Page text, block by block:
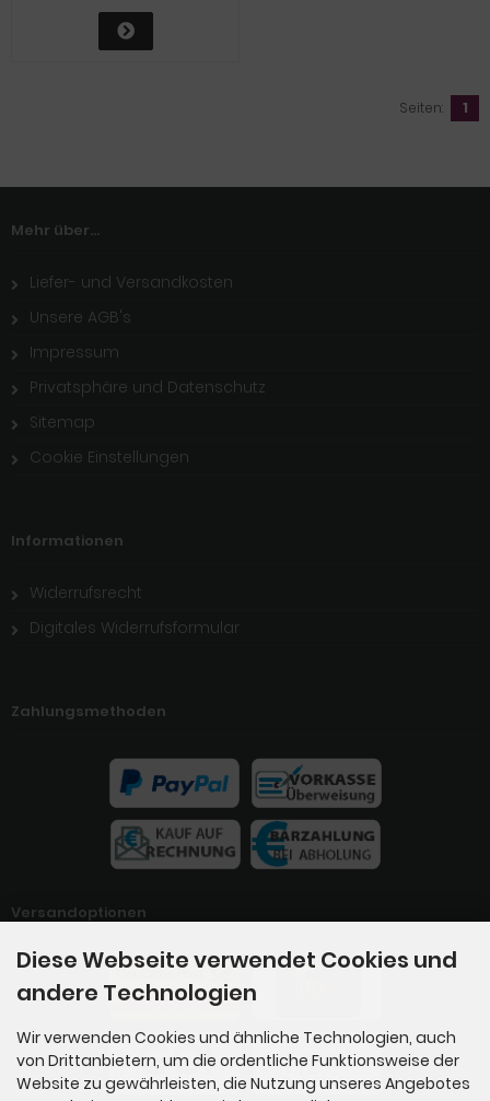
Seiten: 1
Mehr über...
Liefer- und Versandkosten
Unsere AGB's
Impressum
Privatsphäre und Datenschutz
Sitemap
Cookie Einstellungen
Informationen
Widerrufsrecht
Digitales Widerrufsformular
Zahlungsmethoden
Versandoptionen
Diese Webseite verwendet Cookies und
andere Technologien
Wir verwenden Cookies und ähnliche Technologien, auch
von Drittanbietern, um die ordentliche Funktionsweise der
Website zu gewährleisten, die Nutzung unseres Angebotes